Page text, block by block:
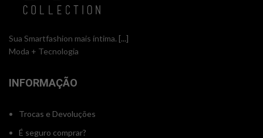
Sua Smartfashion mais íntima. [...]
Moda + Tecnologia
INFORMAÇÃO
Trocas e Devoluções
É seguro comprar?